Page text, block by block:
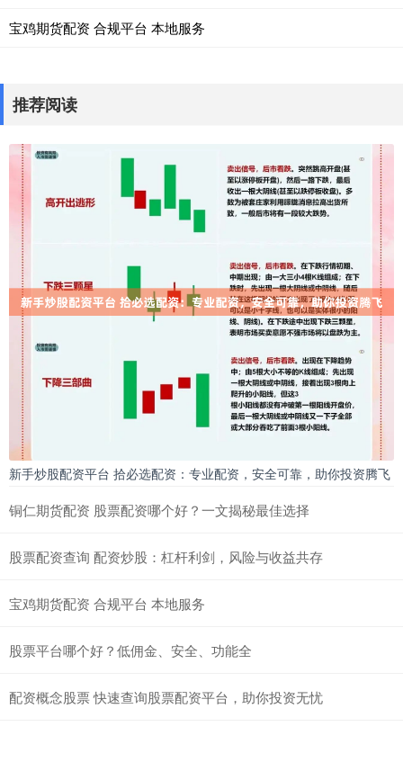
宝鸡期货配资 合规平台 本地服务
推荐阅读
新手炒股配资平台 拾必选配资：专业配资，安全可靠，助你投资腾飞
铜仁期货配资 股票配资哪个好？一文揭秘最佳选择
股票配资查询 配资炒股：杠杆利剑，风险与收益共存
宝鸡期货配资 合规平台 本地服务
股票平台哪个好？低佣金、安全、功能全
配资概念股票 快速查询股票配资平台，助你投资无忧